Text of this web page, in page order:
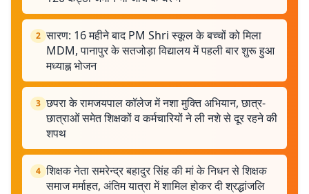
2 सारण: 16 महीने बाद PM Shri स्कूल के बच्चों को मिला
MDM, पानापुर के सतजोड़ा विद्यालय में पहली बार शुरू हुआ
मध्याह्न भोजन
3 छपरा के रामजयपाल कॉलेज में नशा मुक्ति अभियान, छात्र-
छात्राओं समेत शिक्षकों व कर्मचारियों ने ली नशे से दूर रहने की
शपथ
4 शिक्षक नेता समरेन्द्र बहादुर सिंह की मां के निधन से शिक्षक
समाज मर्माहत, अंतिम यात्रा में शामिल होकर दी श्रद्धांजलि